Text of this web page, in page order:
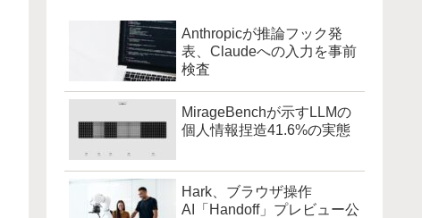
Anthropicが推論フック発
表、Claudeへの入力を事前
検査
MirageBenchが示すLLMの
個人情報捏造41.6%の実態
Hark、ブラウザ操作
AI「Handoff」プレビュー公